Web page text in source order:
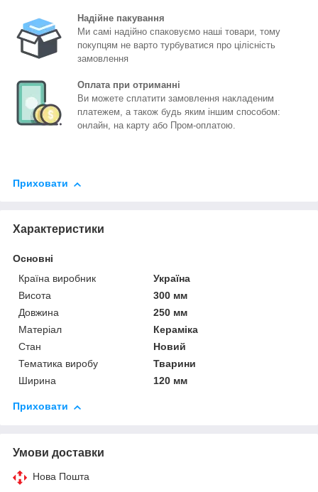
Надійне пакування
Ми самі надійно спаковуємо наші товари, тому
покупцям не варто турбуватися про цілісність
замовлення
Оплата при отриманні
Ви можете сплатити замовлення накладеним
платежем, а також будь яким іншим способом:
онлайн, на карту або Пром-оплатою.
Приховати
Характеристики
Основні
Країна виробник
Україна
Висота
300 мм
Довжина
250 мм
Матеріал
Кераміка
Стан
Новий
Тематика виробу
Тварини
Ширина
120 мм
Приховати
Умови доставки
Нова Пошта